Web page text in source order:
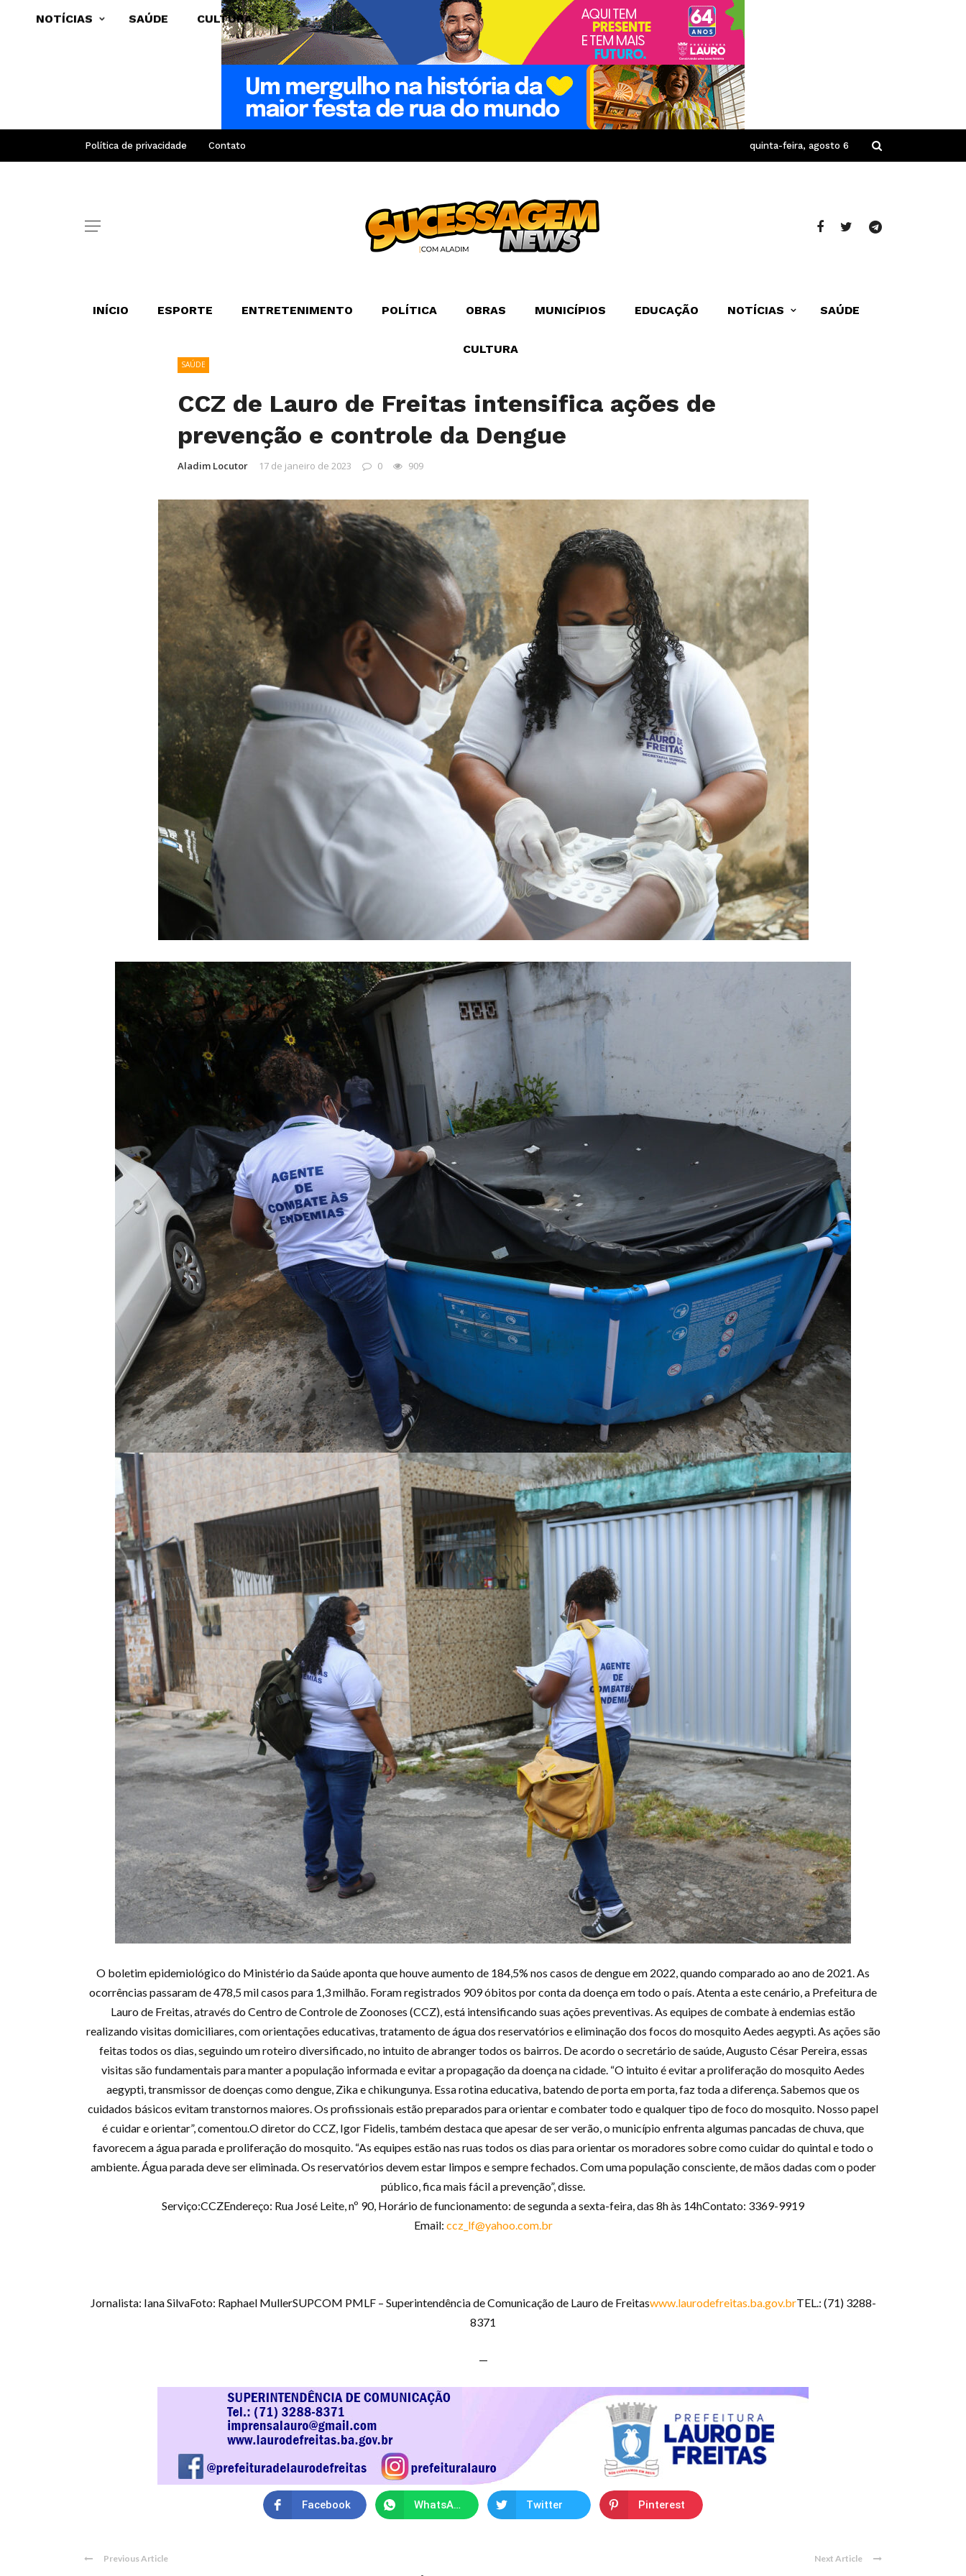
Política de privacidade Contato quinta-feira, agosto 6
INÍCIO ESPORTE ENTRETENIMENTO POLÍTICA OBRAS MUNICÍPIOS EDUCAÇÃO NOTÍCIAS SAÚDE
CULTURA
NOTÍCIAS SAÚDE CULTURA
SAÚDE
CCZ de Lauro de Freitas intensifica ações de
prevenção e controle da Dengue
Aladim Locutor 17 de janeiro de 2023 0 909
O boletim epidemiológico do Ministério da Saúde aponta que houve aumento de 184,5% nos casos de dengue em 2022, quando comparado ao ano de 2021. As
ocorrências passaram de 478,5 mil casos para 1,3 milhão. Foram registrados 909 óbitos por conta da doença em todo o país. Atenta a este cenário, a Prefeitura de
Lauro de Freitas, através do Centro de Controle de Zoonoses (CCZ), está intensificando suas ações preventivas. As equipes de combate à endemias estão
realizando visitas domiciliares, com orientações educativas, tratamento de água dos reservatórios e eliminação dos focos do mosquito Aedes aegypti. As ações são
feitas todos os dias, seguindo um roteiro diversificado, no intuito de abranger todos os bairros. De acordo o secretário de saúde, Augusto César Pereira, essas
visitas são fundamentais para manter a população informada e evitar a propagação da doença na cidade. “O intuito é evitar a proliferação do mosquito Aedes
aegypti, transmissor de doenças como dengue, Zika e chikungunya. Essa rotina educativa, batendo de porta em porta, faz toda a diferença. Sabemos que os
cuidados básicos evitam transtornos maiores. Os profissionais estão preparados para orientar e combater todo e qualquer tipo de foco do mosquito. Nosso papel
é cuidar e orientar”, comentou.O diretor do CCZ, Igor Fidelis, também destaca que apesar de ser verão, o município enfrenta algumas pancadas de chuva, que
favorecem a água parada e proliferação do mosquito. “As equipes estão nas ruas todos os dias para orientar os moradores sobre como cuidar do quintal e todo o
ambiente. Água parada deve ser eliminada. Os reservatórios devem estar limpos e sempre fechados. Com uma população consciente, de mãos dadas com o poder
público, fica mais fácil a prevenção”, disse.
Serviço:CCZEndereço: Rua José Leite, nº 90, Horário de funcionamento: de segunda a sexta-feira, das 8h às 14hContato: 3369-9919
Email: ccz_lf@yahoo.com.br
Jornalista: Iana SilvaFoto: Raphael MullerSUPCOM PMLF – Superintendência de Comunicação de Lauro de Freitaswww.laurodefreitas.ba.gov.brTEL.: (71) 3288-
8371
—
Facebook WhatsApp Twitter Pinterest
Previous Article Next Article